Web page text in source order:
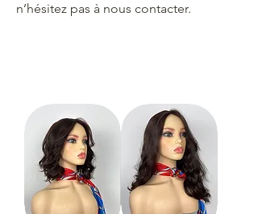
n’hésitez pas à nous contacter.